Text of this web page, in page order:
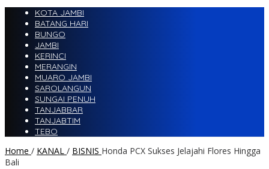
KOTA JAMBI
BATANG HARI
BUNGO
JAMBI
KERINCI
MERANGIN
MUARO JAMBI
SAROLANGUN
SUNGAI PENUH
TANJABBAR
TANJABTIM
TEBO
Home / KANAL / BISNIS Honda PCX Sukses Jelajahi Flores Hingga
Bali